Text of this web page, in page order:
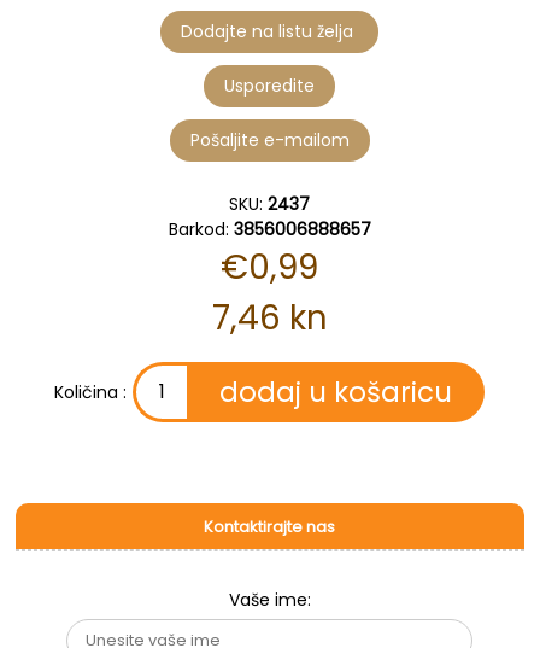
SKU: 2437
Barkod: 3856006888657
€0,99
7,46 kn
Količina :
Kontaktirajte nas
Vaše ime: